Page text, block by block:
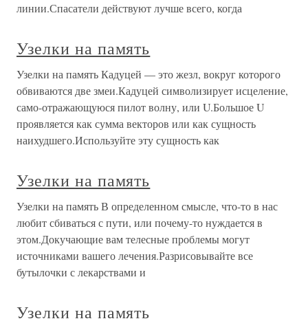
линии.Спасатели действуют лучше всего, когда
Узелки на память
Узелки на память Кадуцей — это жезл, вокруг которого
обвиваются две змеи.Кадуцей символизирует исцеление,
само-отражающуюся пилот волну, или U.Большое U
проявляется как сумма векторов или как сущность
наихудшего.Используйте эту сущность как
Узелки на память
Узелки на память В определенном смысле, что-то в нас
любит сбиваться с пути, или почему-то нуждается в
этом.Докучающие вам телесные проблемы могут
источниками вашего лечения.Разрисовывайте все
бутылочки с лекарствами и
Узелки на память